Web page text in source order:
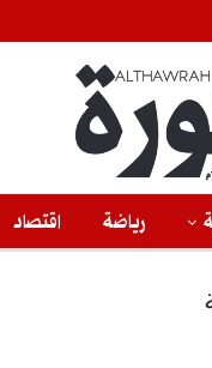
رياضة اقتصاد